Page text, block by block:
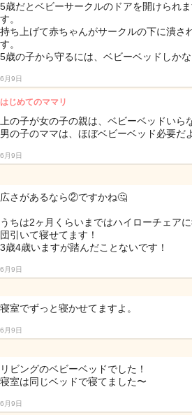
5歳だとベビーサークルのドアを開けられ
す。
持ち上げて赤ちゃんがサークルの下に潰さ
す。
5歳の子から守るには、ベビーベッドしか
6月9日
はじめてのママリ
上の子が女の子の親は、ベビーベッドいら
男の子のママは、ほぼベビーベッド必要だ
6月9日
広さがあるなら②ですかね🤔
うちは2ヶ月くらいまではハイローチェア
団引いて寝せてます！
3歳4歳いますが踏んだことないです！
6月9日
寝室でずっと寝かせてますよ。
6月9日
リビングのベビーベッドでした！
寝室は同じベッドで寝てました〜
6月9日